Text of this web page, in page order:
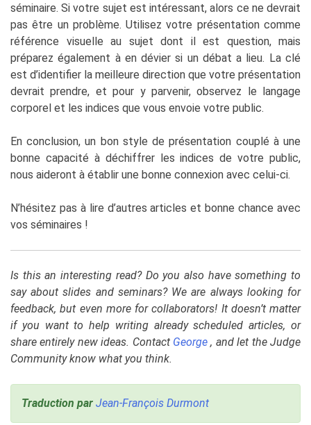
séminaire. Si votre sujet est intéressant, alors ce ne devrait
pas être un problème. Utilisez votre présentation comme
référence visuelle au sujet dont il est question, mais
préparez également à en dévier si un débat a lieu. La clé
est d’identifier la meilleure direction que votre présentation
devrait prendre, et pour y parvenir, observez le langage
corporel et les indices que vous envoie votre public.
En conclusion, un bon style de présentation couplé à une
bonne capacité à déchiffrer les indices de votre public,
nous aideront à établir une bonne connexion avec celui-ci.
N’hésitez pas à lire d’autres articles et bonne chance avec
vos séminaires !
Is this an interesting read? Do you also have something to
say about slides and seminars? We are always looking for
feedback, but even more for collaborators! It doesn’t matter
if you want to help writing already scheduled articles, or
share entirely new ideas. Contact George, and let the Judge
Community know what you think.
Traduction par Jean-François Durmont